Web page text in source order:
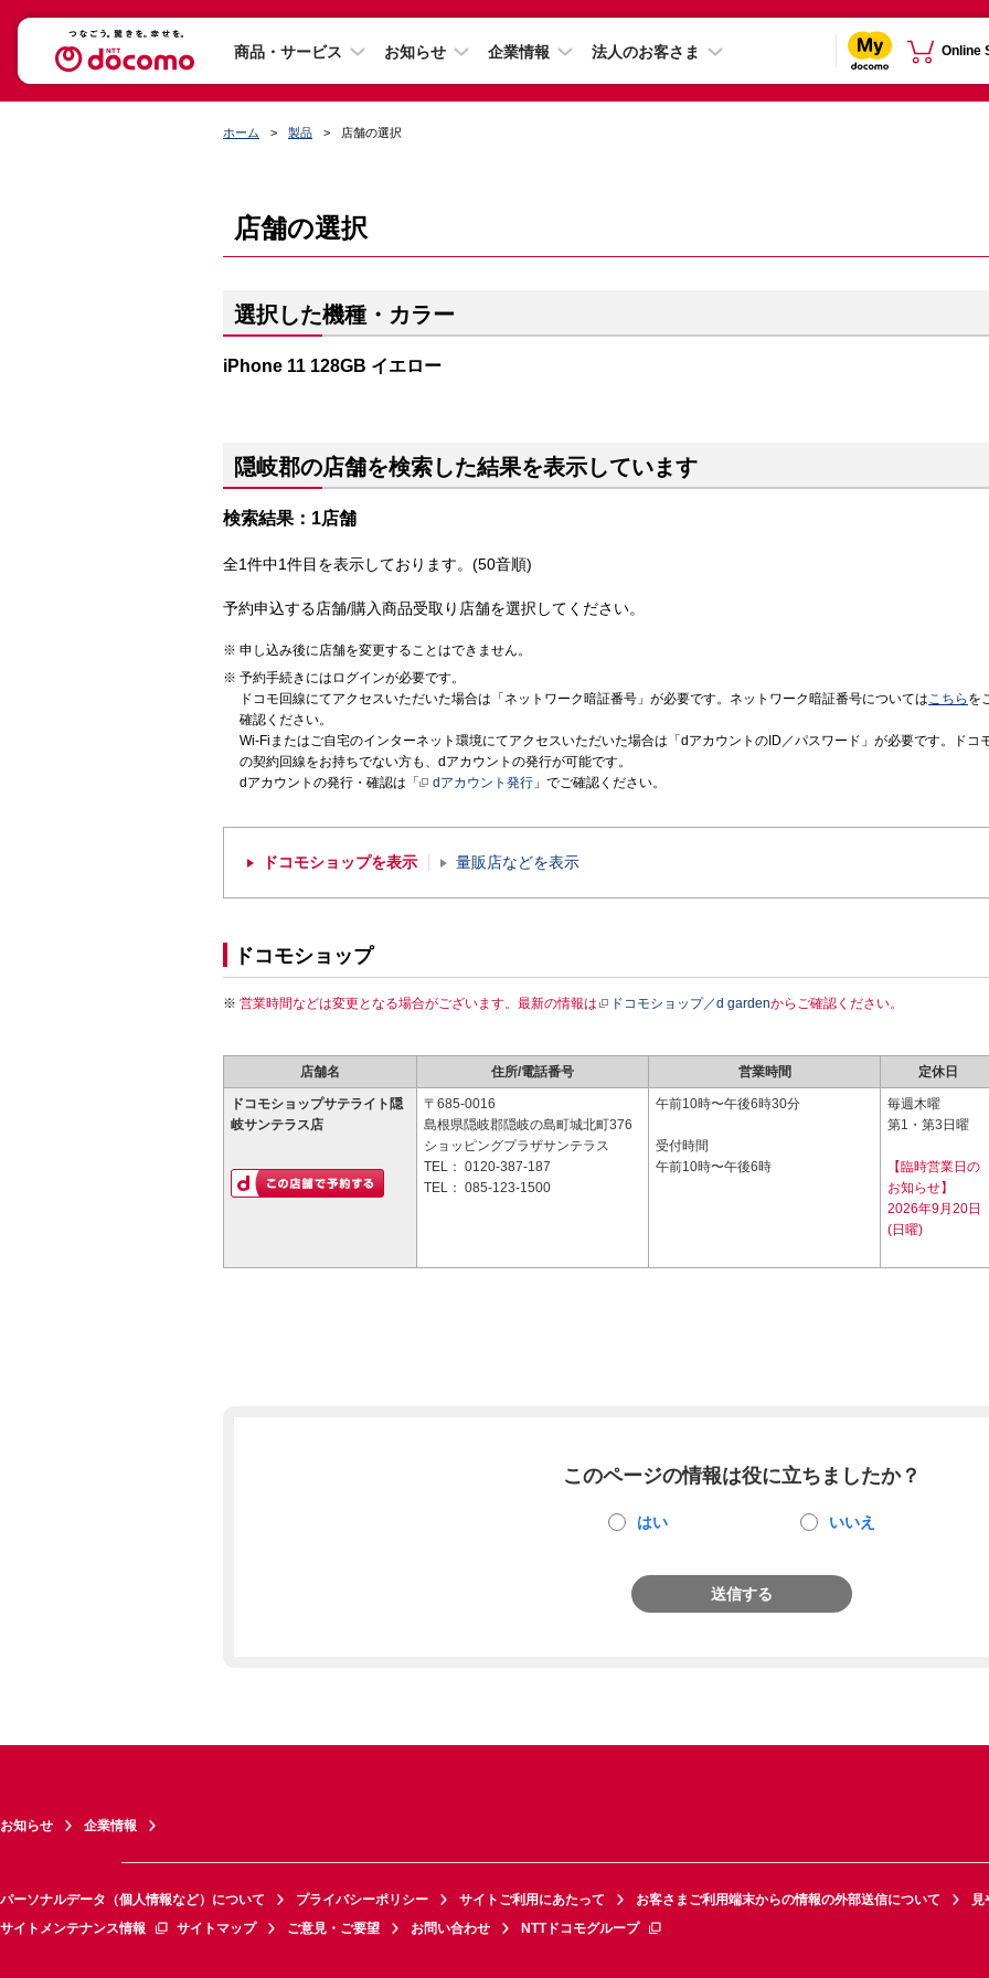
商品・サービス お知らせ 企業情報 法人のお客さま Online
ホーム 製品 店舗の選択
店舗の選択
選択した機種・カラー
iPhone 11 128GB イエロー
隠岐郡の店舗を検索した結果を表示しています
検索結果：1店舗
全1件中1件目を表示しております。(50音順)
予約申込する店舗/購入商品受取り店舗を選択してください。
申し込み後に店舗を変更することはできません。
予約手続きにはログインが必要です。
ドコモ回線にてアクセスいただいた場合は「ネットワーク暗証番号」が必要です。ネットワーク暗証番号についてはこちら を
確認ください。
Wi-Fiまたはご自宅のインターネット環境にてアクセスいただいた場合は「dアカウントのID／パスワード」が必要です。ドコ
の契約回線をお持ちでない方も、dアカウントの発行が可能です。
dアカウントの発行・確認は「
dアカウント発行 」でご確認ください。
ドコモショップを表示 量販店などを表示
ドコモショップ
営業時間などは変更となる場合がございます。最新の情報は ドコモショップ／d gardenからご確認ください。
店舗名 住所/電話番号 営業時間 定休日
ドコモショップサテライト隠
岐サンテラス店
〒685-0016
島根県隠岐郡隠岐の島町城北町376
ショッピングプラザサンテラス
TEL： 0120-387-187
TEL： 085-123-1500
午前10時〜午後6時30分
受付時間
午前10時〜午後6時
毎週木曜
第1・第3日曜
【臨時営業日の
お知らせ】
2026年9月20日
(日曜)
このページの情報は役に立ちましたか？
はい いいえ
送信する
お知らせ 企業情報
パーソナルデータ（個人情報など）について プライバシーポリシー サイトご利用にあたって お客さまご利用端末からの情報の外部送信について
見
サイトメンテナンス情報
サイトマップ ご意見・ご要望 お問い合わせ NTTドコモグループ